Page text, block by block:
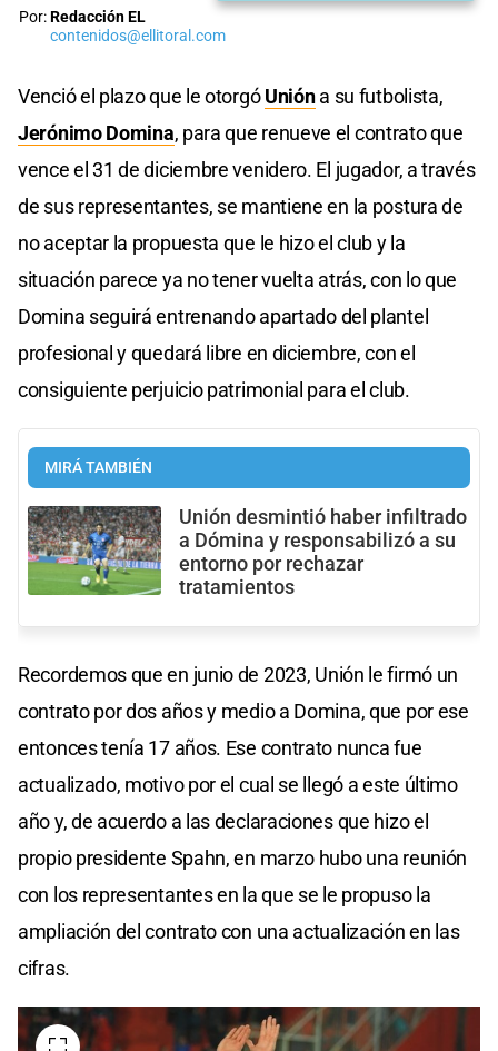
Por:Redacción EL
contenidos@ellitoral.com
Venció el plazo que le otorgóUnióna su futbolista,
Jerónimo Domina, para que renueve el contrato que
vence el 31 de diciembre venidero. El jugador, a través
de sus representantes, se mantiene en la postura de
no aceptar la propuesta que le hizo el club y la
situación parece ya no tener vuelta atrás, con lo que
Domina seguirá entrenando apartado del plantel
profesional y quedará libre en diciembre, con el
consiguiente perjuicio patrimonial para el club.
MIRÁ TAMBIÉN
Unión desmintió haber infiltrado
a Dómina y responsabilizó a su
entorno por rechazar
tratamientos
Recordemos que en junio de 2023, Unión le firmó un
contrato por dos años y medio a Domina, que por ese
entonces tenía 17 años. Ese contrato nunca fue
actualizado, motivo por el cual se llegó a este último
año y, de acuerdo a las declaraciones que hizo el
propio presidente Spahn, en marzo hubo una reunión
con los representantes en la que se le propuso la
ampliación del contrato con una actualización en las
cifras.